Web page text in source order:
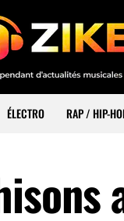
ÉLECTRO RAP / HIP-